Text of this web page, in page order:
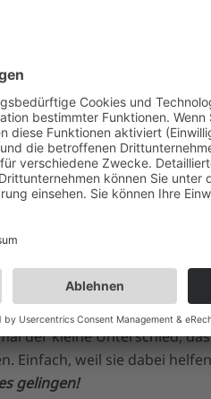
Sahne am
den Kuchen oder die Torte
für Bäcker und
Tüpfelchen in der
und Kuchen sind für sich
wenn Sie sie mit
Ihrer Kunden eine Torte
eingepackt,
wird. Das bringt noch
Kunden, der gerne
und in verschiedenen
der kleine Unterschied,
Einfach, weil sie dabei
gelingen!